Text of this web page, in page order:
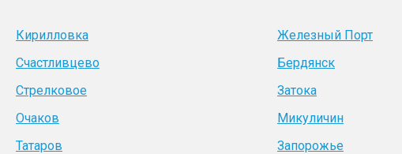
Кирилловка Железный Порт
Счастливцево
Бердянск
Стрелковое
Затока
Очаков
Микуличин
Татаров
Запорожье